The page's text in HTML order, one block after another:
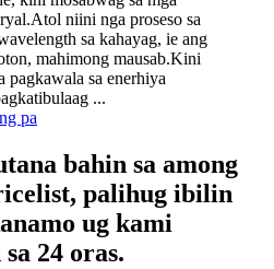
niini nga proseso sa
sa kahayag, ie ang
mahimong mausab.Kini
pagkawala sa enerhiya
...
pa
bahin sa among
palihug ibilin
ug kami
24 oras.